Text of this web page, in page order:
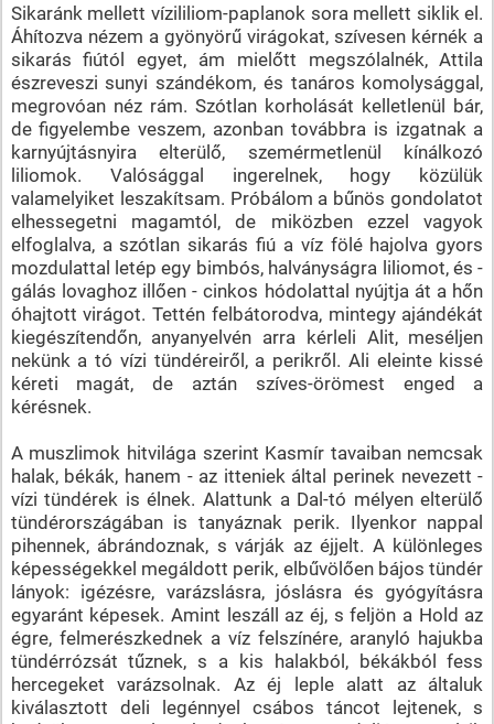
Sikaránk mellett vízililiom-paplanok sora mellett siklik el.
Áhítozva nézem a gyönyörű virágokat, szívesen kérnék a
sikarás fiútól egyet, ám mielőtt megszólalnék, Attila
észreveszi sunyi szándékom, és tanáros komolysággal,
megrovóan néz rám. Szótlan korholását kelletlenül bár,
de figyelembe veszem, azonban továbbra is izgatnak a
karnyújtásnyira elterülő, szemérmetlenül kínálkozó
liliomok. Valósággal ingerelnek, hogy közülük
valamelyiket leszakítsam. Próbálom a bűnös gondolatot
elhessegetni magamtól, de miközben ezzel vagyok
elfoglalva, a szótlan sikarás fiú a víz fölé hajolva gyors
mozdulattal letép egy bimbós, halványságra liliomot, és -
gálás lovaghoz illően - cinkos hódolattal nyújtja át a hőn
óhajtott virágot. Tettén felbátorodva, mintegy ajándékát
kiegészítendőn, anyanyelvén arra kérleli Alit, meséljen
nekünk a tó vízi tündéreiről, a perikről. Ali eleinte kissé
kéreti magát, de aztán szíves-örömest enged a
kérésnek.
A muszlimok hitvilága szerint Kasmír tavaiban nemcsak
halak, békák, hanem - az itteniek által perinek nevezett -
vízi tündérek is élnek. Alattunk a Dal-tó mélyen elterülő
tündérországában is tanyáznak perik. Ilyenkor nappal
pihennek, ábrándoznak, s várják az éjjelt. A különleges
képességekkel megáldott perik, elbűvölően bájos tündér
lányok: igézésre, varázslásra, jóslásra és gyógyításra
egyaránt képesek. Amint leszáll az éj, s feljön a Hold az
égre, felmerészkednek a víz felszínére, aranyló hajukba
tündérrózsát tűznek, s a kis halakból, békákból fess
hercegeket varázsolnak. Az éj leple alatt az általuk
kiválasztott deli legénnyel csábos táncot lejtenek, s